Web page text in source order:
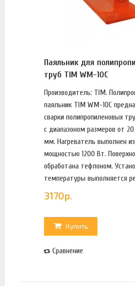
Паяльник для
труб TIM WM-10C
Производитель: TIM.
паяльник TIM WM-10C
сварки полипропиленовых
с диапазоном размеров от
мм. Нагреватель выполнен
мощностью 1200 Вт.
обработана тефлоном.
температуры выполняется
3170р.
Купить
Сравнение